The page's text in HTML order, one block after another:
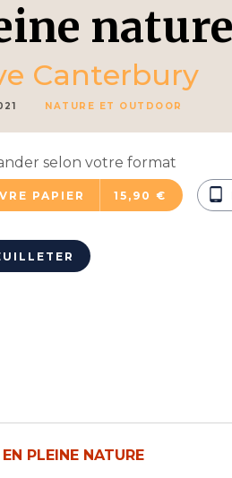
nature
Canterbury
NATURE ET OUTDOOR
selon votre format
PAPIER 15,90 € tablet_android
EN PLEINE NATURE